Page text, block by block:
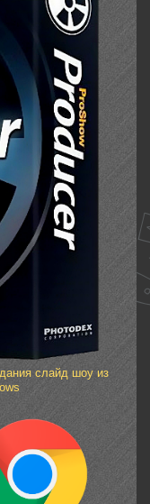
слайд шоу из